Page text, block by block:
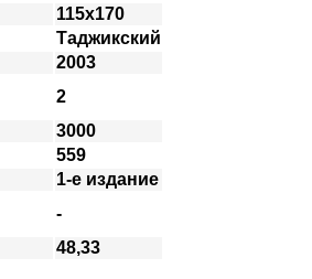
115х170
Таджикский
2003
2
3000
559
1-е издание
-
48,33